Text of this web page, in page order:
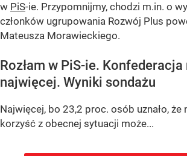
w PiS-ie. Przypomnijmy, chodzi m.in. o
członków ugrupowania Rozwój Plus
Mateusza Morawieckiego.
Rozłam w PiS-ie.
najwięcej. Wyniki sondażu
Najwięcej, bo 23,2 proc. osób uznało, że
korzyść z obecnej sytuacji może...